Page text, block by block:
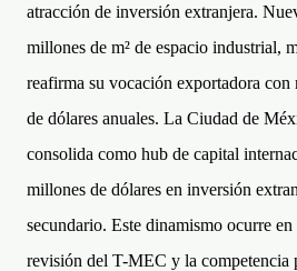
atracción de inversión extranjera.
millones de m² de espacio industrial,
reafirma su vocación exportadora
de dólares anuales. La Ciudad de
consolida como hub de capital
millones de dólares en inversión
secundario. Este dinamismo ocurre
revisión del T-MEC y la competencia